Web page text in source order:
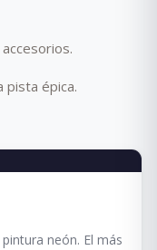
pista épica.
neón. El más